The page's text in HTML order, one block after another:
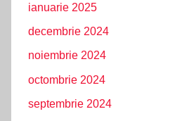
ianuarie 2025
decembrie 2024
noiembrie 2024
octombrie 2024
septembrie 2024